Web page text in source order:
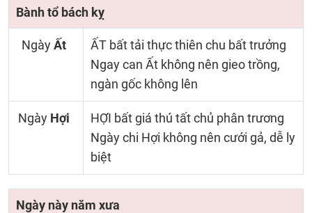
Bành tổ bách kỵ
NgàyẤt
ẤT bất tải thực thiên chu bất trưởng
Ngay can Ất không nên gieo trồng,
ngàn gốc không lên
Ngày Hợi
HỢI bất giá thú tất chủ phân trương
Ngày chi Hợi không nên cưới gả, dễ ly
biệt
Ngày này năm xưa